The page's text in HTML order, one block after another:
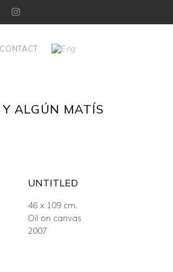
Instagram
CONTACT
Y ALGÚN MATÍS
UNTITLED
46 x 109 cm.
Oil on canvas
2007